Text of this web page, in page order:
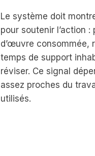
Le système doit
pour soutenir l’action
d’œuvre consommée,
temps de support
réviser. Ce signal
assez proches du
utilisés.